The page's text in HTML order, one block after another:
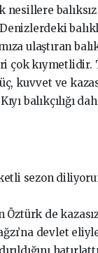
nesillere
ulaştıran
çok kıymetlidir.
kuvvet ve
balıkçılığı
sezon
de
devlet